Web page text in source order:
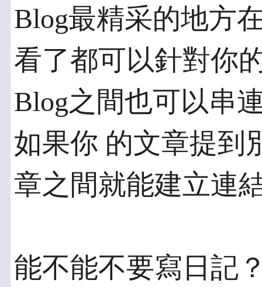
Blog最精采的地方
看了都可以針對你
Blog之間也可以串
如果你 的文章提到
章之間就能建立連
能不能不要寫日記